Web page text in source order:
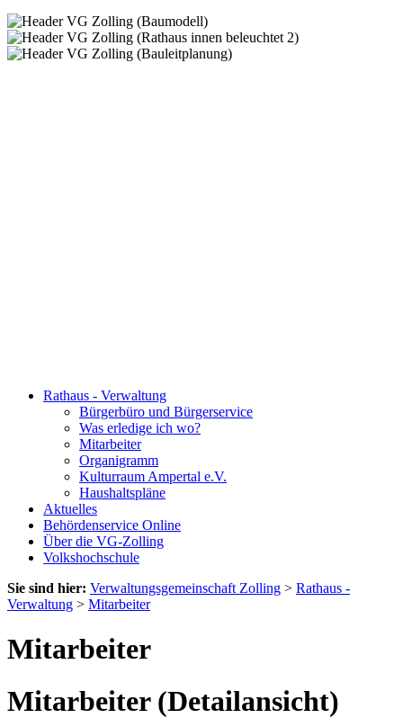
Rathaus - Verwaltung
Bürgerbüro und Bürgerservice
Was erledige ich wo?
Mitarbeiter
Organigramm
Kulturraum Ampertal e.V.
Haushaltspläne
Aktuelles
Behördenservice Online
Über die VG-Zolling
Volkshochschule
Sie sind hier: Verwaltungsgemeinschaft Zolling > Rathaus -
Verwaltung > Mitarbeiter
Mitarbeiter
Mitarbeiter (Detailansicht)